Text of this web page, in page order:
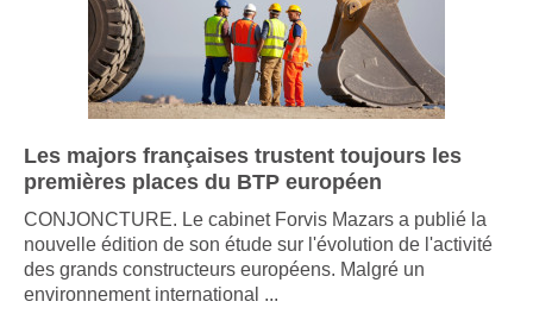
Les majors françaises trustent toujours les
premières places du BTP européen
CONJONCTURE. Le cabinet Forvis Mazars a publié la
nouvelle édition de son étude sur l'évolution de l'activité
des grands constructeurs européens. Malgré un
environnement international ...